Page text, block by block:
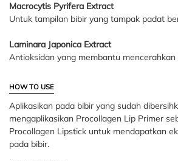
Macrocytis Pyrifera Extract
Untuk tampilan bibir yang tampak padat
Laminara Japonica Extract
Antioksidan yang membantu mencerahkan
HOW TO USE
Aplikasikan pada bibir yang sudah
mengaplikasikan Procollagen Lip Primer
Procollagen Lipstick untuk mendapatkan
pada bibir.